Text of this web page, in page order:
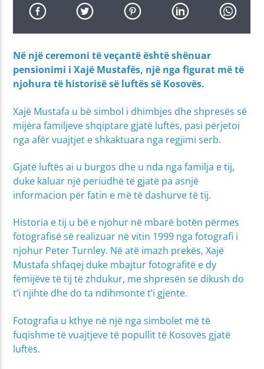
Në një ceremoni të veçantë është shënuar
pensionimi i Xajë Mustafës, një nga figurat më të
njohura të historisë së luftës së Kosovës.
Xajë Mustafa u bë simbol i dhimbjes dhe shpresës së
mijëra familjeve shqiptare gjatë luftës, pasi përjetoi
nga afër vuajtjet e shkaktuara nga regjimi serb.
Gjatë luftës ai u burgos dhe u nda nga familja e tij,
duke kaluar një periudhë të gjatë pa asnjë
informacion për fatin e më të dashurve të tij.
Historia e tij u bë e njohur në mbarë botën përmes
fotografisë së realizuar në vitin 1999 nga fotografi i
njohur Peter Turnley. Në atë imazh prekës, Xajë
Mustafa shfaqej duke mbajtur fotografitë e dy
fëmijëve të tij të zhdukur, me shpresën se dikush do
t’i njihte dhe do ta ndihmonte t’i gjente.
Fotografia u kthye në një nga simbolet më të
fuqishme të vuajtjeve të popullit të Kosovës gjatë
luftës.